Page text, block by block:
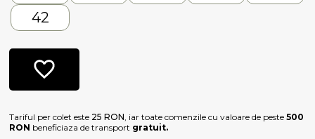
42
Tariful per colet este 25 RON, iar toate comenzile cu valoare de peste500
RON beneficiaza de transport gratuit.